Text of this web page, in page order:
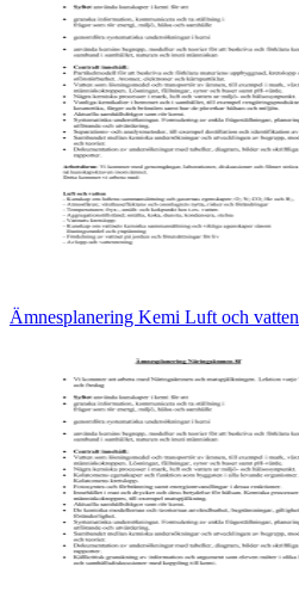
Ämnesplanering Kemi Luft och vatten